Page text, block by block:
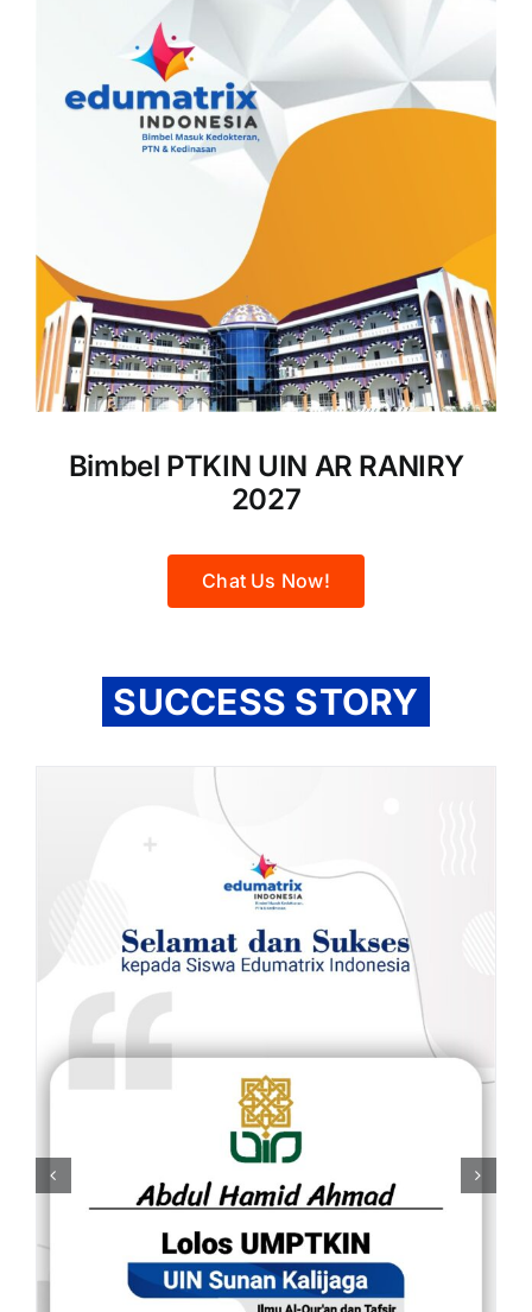
Bimbel PTKIN UIN AR RANIRY
2027
Chat Us Now!
SUCCESS STORY